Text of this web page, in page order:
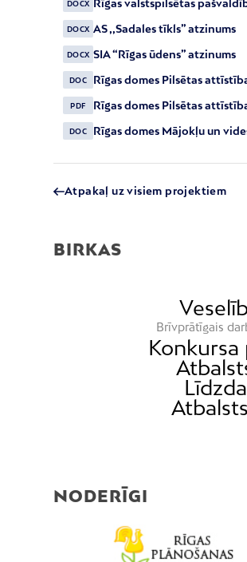
DOCX Rīgas valstspilsētas
DOCX AS ,,Sadales tīkls” atzinums
DOCX SIA “Rīgas ūdens” atzinums
DOC Rīgas domes Pilsētas
PDF Rīgas domes Pilsētas
DOC Rīgas domes Mājokļu un
Atpakaļ uz visiem projektiem
BIRKAS
Brīvprātīgais
Konkursa
NODERĪGI